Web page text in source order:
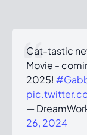
Cat-tastic
Movie -
2025!
—
26, 2024